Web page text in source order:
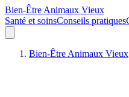
Bien-Être Animaux Vieux
Santé et soinsConseils pratiques
Bien-Être Animaux Vieux